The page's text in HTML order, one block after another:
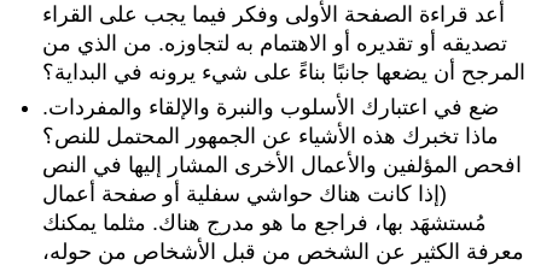
أعد قراءة الصفحة الأولى وفكر فيما يجب على القراء
تصديقه أو تقديره أو الاهتمام به لتجاوزه. من الذي من
المرجح أن يضعها جانبًا بناءً على شيء يرونه في البداية؟
ضع في اعتبارك الأسلوب والنبرة والإلقاء والمفردات.
ماذا تخبرك هذه الأشياء عن الجمهور المحتمل للنص؟
افحص المؤلفين والأعمال الأخرى المشار إليها في النص
(إذا كانت هناك حواشي سفلية أو صفحة أعمال
مُستشهَد بها، فراجع ما هو مدرج هناك. مثلما يمكنك
معرفة الكثير عن الشخص من قبل الأشخاص من حوله،